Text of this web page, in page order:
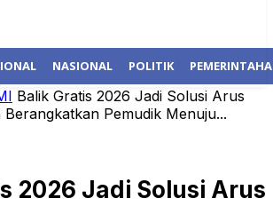
NASIONAL POLITIK
Balik Gratis 2026 Jadi Solusi Arus
Berangkatkan Pemudik Menuju...
2026 Jadi Solusi Arus